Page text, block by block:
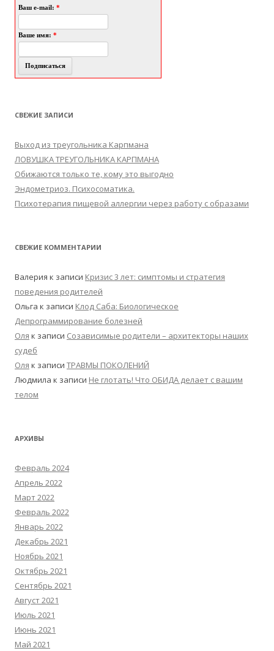
Ваш e-mail: *
Ваше имя: *
СВЕЖИЕ ЗАПИСИ
Выход из треугольника Карпмана
ЛОВУШКА ТРЕУГОЛЬНИКА КАРПМАНА
Обижаются только те, кому это выгодно
Эндометриоз. Психосоматика.
Психотерапия пищевой аллергии через работу с образами
СВЕЖИЕ КОММЕНТАРИИ
Валерия к записи Кризис 3 лет: симптомы и стратегия
поведения родителей
Ольга к записи Клод Саба: Биологическое
Депрограммирование болезней
Оля к записи Созависимые родители – архитекторы наших
судеб
Оля к записи ТРАВМЫ ПОКОЛЕНИЙ
Людмила к записи Не глотать! Что ОБИДА делает с вашим
телом
АРХИВЫ
Февраль 2024
Апрель 2022
Март 2022
Февраль 2022
Январь 2022
Декабрь 2021
Ноябрь 2021
Октябрь 2021
Сентябрь 2021
Август 2021
Июль 2021
Июнь 2021
Май 2021